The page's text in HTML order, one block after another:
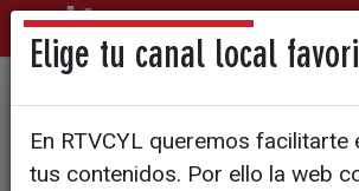
Segovia, en la Gala
RTVCyL
Elige tu canal local
En RTVCYL queremos facilitarte
tus contenidos. Por ello la web